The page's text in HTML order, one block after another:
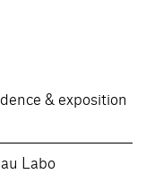
& exposition
Labo